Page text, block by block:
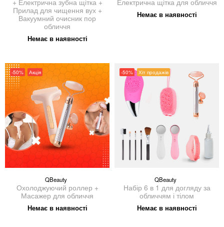
+ Електрична зубна щітка +
Прилад для чищення вух +
Вакуумний очисник пор
обличчя
Немає в наявності
Електрична щітка для обличчя
Немає в наявності
-50% Акція
QBeauty
Охолоджуючий роллер +
Масажер для обличчя
Немає в наявності
-50% Хіт продажів
QBeauty
Набір 6 в 1 для догляду за
обличчям і тілом
Немає в наявності